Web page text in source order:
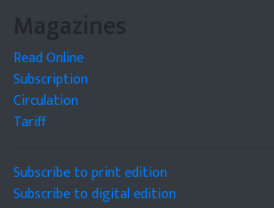
Magazines
Read Online
Subscription
Circulation
Tariff
Subscribe to print edition
Subscribe to digital edition